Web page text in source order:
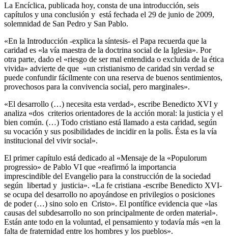
La Encíclica, publicada hoy, consta de una introducción, seis
capítulos y una conclusión y está fechada el 29 de junio de 2009,
solemnidad de San Pedro y San Pablo.
«En la Introducción -explica la síntesis- el Papa recuerda que la
caridad es «la vía maestra de la doctrina social de la Iglesia». Por
otra parte, dado el «riesgo de ser mal entendida o excluida de la ética
vivida» advierte de que «un cristianismo de caridad sin verdad se
puede confundir fácilmente con una reserva de buenos sentimientos,
provechosos para la convivencia social, pero marginales».
«El desarrollo (…) necesita esta verdad», escribe Benedicto XVI y
analiza «dos criterios orien­tadores de la acción moral: la justicia y el
bien común. (…) Todo cristiano está llamado a esta caridad, según
su vocación y sus posibilidades de incidir en la polis. Ésta es la vía
institucional del vivir social».
El primer capítulo está dedicado al «Mensaje de la «Populorum
progressio» de Pablo VI que «reafirmó la importancia
imprescindible del Evangelio para la construcción de la sociedad
según libertad y justicia». «La fe cristiana -escribe Benedicto XVI-
se ocupa del desarrollo no apoyándose en privilegios o posiciones
de poder (…) sino solo en Cristo». El pontífice evidencia que «las
causas del subdesarrollo no son principalmente de orden material».
Están ante todo en la voluntad, el pensamiento y todavía más «en la
falta de fraternidad entre los hombres y los pueblos».